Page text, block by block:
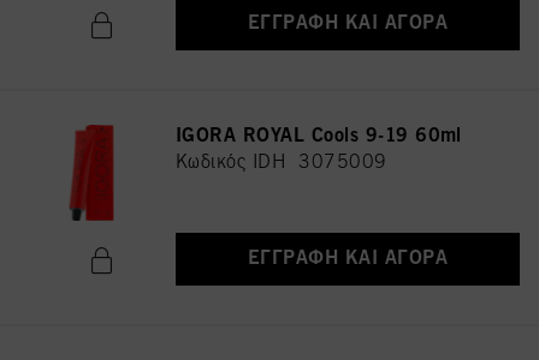
ΕΓΓΡΑΦΉ ΚΑΙ ΑΓΟΡΆ
IGORA ROYAL Cools 9-19 60ml
Κωδικός IDH 3075009
ΕΓΓΡΑΦΉ ΚΑΙ ΑΓΟΡΆ